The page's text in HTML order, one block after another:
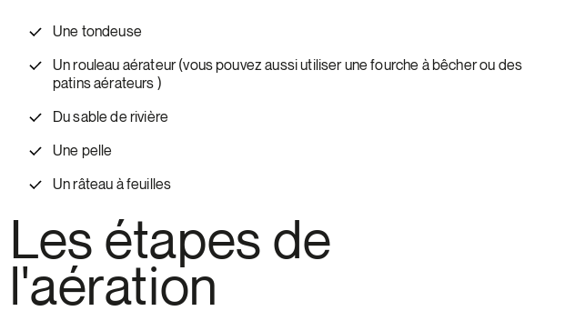
Une tondeuse
Un rouleau aérateur (vous pouvez aussi utiliser une fourche à bêcher ou des
patins aérateurs )
Du sable de rivière
Une pelle
Un râteau à feuilles
Les étapes de
l'aération